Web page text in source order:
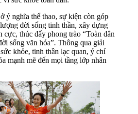
ý nghĩa thể thao, sự kiện còn góp
đời sống tinh thần, xây dựng
cực, thúc đẩy phong trào “Toàn dân
sống văn hóa”. Thông qua giải
khỏe, tinh thần lạc quan, ý chí
mạnh mẽ đến mọi tầng lớp nhân